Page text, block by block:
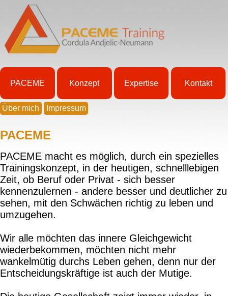
PACEME Konzept Expertise Kontakt
Über mich Impressum
PACEME
PACEME macht es möglich, durch ein spezielles
Trainingskonzept, in der heutigen, schnelllebigen
Zeit, ob Beruf oder Privat - sich besser
kennenzulernen - andere besser und deutlicher zu
sehen, mit den Schwächen richtig zu leben und
umzugehen.
Wir alle möchten das innere Gleichgewicht
wiederbekommen, möchten nicht mehr
wankelmütig durchs Leben gehen, denn nur der
Entscheidungskräftige ist auch der Mutige.